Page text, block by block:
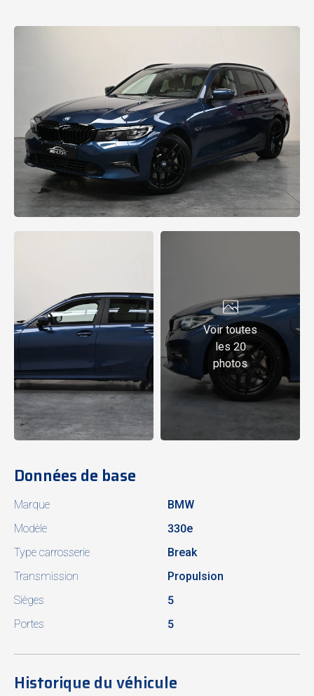
Voir toutes
les 20
photos
Données de base
Marque
BMW
Modèle
330e
Type carrosserie
Break
Transmission
Propulsion
Sièges
5
Portes
5
Historique du véhicule